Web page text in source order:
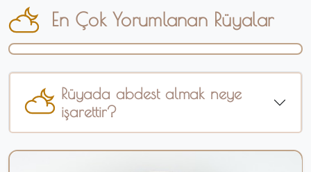
En Çok Yorumlanan Rüyalar
Rüyada abdest almak neye
işarettir?